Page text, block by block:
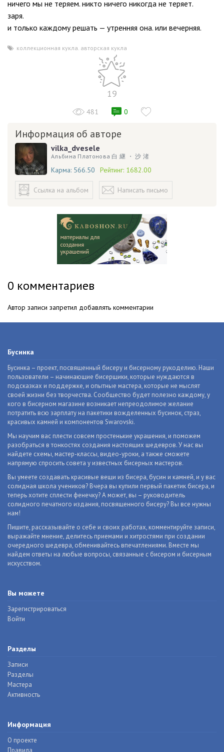
ничего мы не теряем. никто ничего никогда не теряет.
заря.
и только каждому решать — утренняя она. или вечерняя.
коллекционная кукла. авторская кукла
19
481 0
Информация об авторе
vilka_dvesele
Альбина Платонова 白 継 ・ 沙 渚
Карма: 566.50 Рейтинг: 1682.00
Ссылка на альбом Написать письмо
0 комментариев
Автор записи запретил добавлять комментарии
Бусинка
Бусинка – проект, посвященный бисеру и бисерному рукоделию. Наши
пользователи – начинающие бисерщики, которые нуждаются в
подсказках и поддержке, и опытные мастера, которые не мыслят
своей жизни без творчества. Сообщество будет полезно каждому, у
кого в бисерном магазине возникает непреодолимое желание
потратить всю зарплату на пакетики вожделенных бусинок, страз,
красивых камней и компонентов Swarovski.
Мы научим вас плести совсем простенькие украшения, и поможем
разобраться в тонкостях создания настоящих шедевров. У нас вы
найдете схемы, мастер-классы, видео-уроки, а также сможете
напрямую спросить совета у известных бисерных мастеров.
Вы умеете создавать красивые вещи из бисера, бусин и камней, и у вас
солидная школа учеников? Вчера вы купили первый пакетик бисера, и
теперь хотите сплести фенечку? А может, вы – руководитель
солидного печатного издания, посвященного бисеру? Вы все нужны
нам!
Пишите, рассказывайте о себе и своих работах, комментируйте записи,
выражайте мнение, делитесь приемами и хитростями при создании
очередного шедевра, обменивайтесь впечатлениями. Вместе мы
найдем ответы на любые вопросы, связанные с бисером и бисерным
искусством.
Вы можете
Зарегистрироваться
Войти
Разделы
Записи
Разделы
Мастера
Активность
Информация
О проекте
Правила